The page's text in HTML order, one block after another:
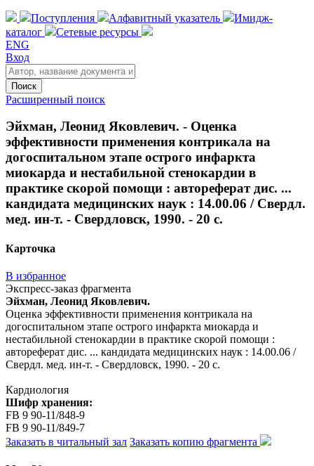
Поступления Алфавитный указатель
Имидж-
каталог
Сетевые ресурсы
ENG
Вход
Поиск
Расширенный поиск
Эйхман, Леонид Яковлевич. - Оценка
эффективности применения контрикала на
догоспитальном этапе острого инфаркта
миокарда и нестабильной стенокардии в
практике скорой помощи : автореферат дис. ...
кандидата медицинских наук : 14.00.06 / Свердл.
мед. ин-т. - Свердловск, 1990. - 20 с.
Карточка
В избранное
Экспресс-заказ фрагмента
Эйхман, Леонид Яковлевич.
Оценка эффективности применения контрикала на
догоспитальном этапе острого инфаркта миокарда и
нестабильной стенокардии в практике скорой помощи :
автореферат дис. ... кандидата медицинских наук : 14.00.06 /
Свердл. мед. ин-т. - Свердловск, 1990. - 20 с.
Кардиология
Шифр хранения:
FB 9 90-11/848-9
FB 9 90-11/849-7
Заказать в читальный зал Заказать копию фрагмента